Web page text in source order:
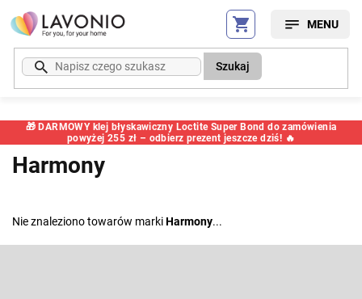
Przejść
do
treści
🎁 DARMOWY klej błyskawiczny Loctite Super Bond do zamówienia
powyżej 255 zł – odbierz prezent jeszcze dziś! 🔥
Szukaj
Harmony
Nie znaleziono towarów markiHarmony...